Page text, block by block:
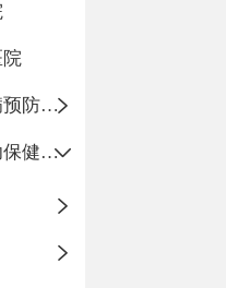
淄川区疾病预防控制中心
淄川区妇幼保健计划生育服务中心